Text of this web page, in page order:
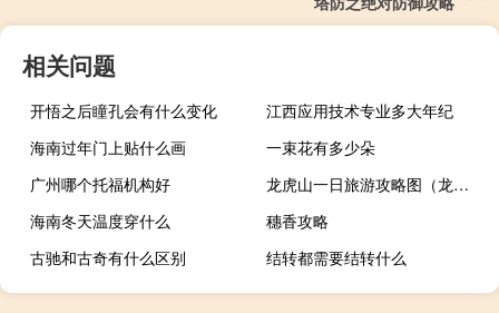
相关问题
开悟之后瞳孔会有什么变化
江西应用技术专业多大年纪
海南过年门上贴什么画
一束花有多少朵
广州哪个托福机构好
龙虎山一日旅游攻略图（龙虎山一日旅游攻略）
海南冬天温度穿什么
穗香攻略
古驰和古奇有什么区别
结转都需要结转什么